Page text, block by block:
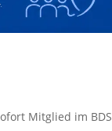
Mitglied im BDS